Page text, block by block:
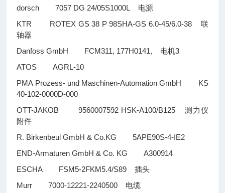
dorsch 7057 DG 24/05S1000L 电源
KTR ROTEX GS 38 P 98SHA-GS 6.0-45/6.0-38 联
轴器
Danfoss GmbH FCM311, 177H0141, 电机3
ATOS AGRL-10
PMA Prozess- und Maschinen-Automation GmbH KS
40-102-0000D-000
OTT-JAKOB 9560007592 HSK-A100/B125 测力仪
附件
R. Birkenbeul GmbH & Co.KG 5APE90S-4-IE2
END-Armaturen GmbH & Co. KG A300914
ESCHA FSM5-2FKM5.4/S89插头
Murr 7000-12221-2240500 电缆